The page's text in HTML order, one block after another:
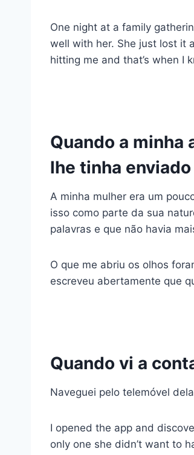
One night at a family
well with her. She just lost it
hitting me and that’s when I
Quando a minha
lhe tinha enviado
A minha mulher era um
isso como parte da sua
palavras e que não havia
O que me abriu os olhos
escreveu abertamente que
Quando vi a
Naveguei pelo telemóvel
I opened the app and
only one she didn’t want to